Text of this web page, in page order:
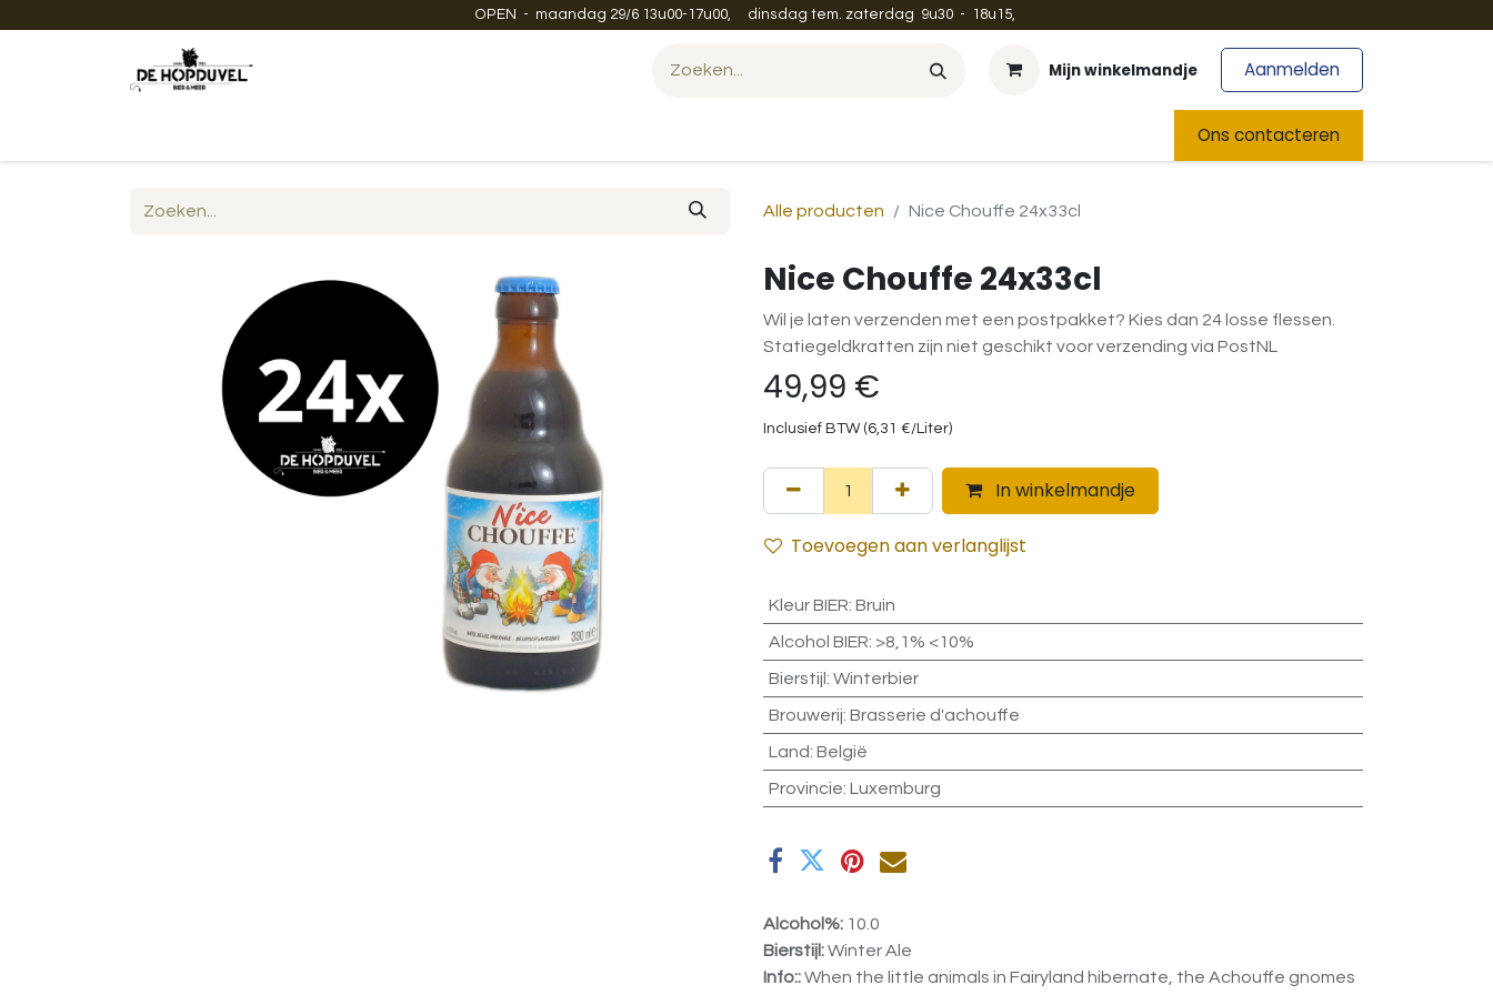
OPEN - maandag 29/6 13u00-17u00, dinsdag tem. zaterdag 9u30 - 18u15,
Mijn winkelmandje Aanmelden
Ons contacteren
Alle producten Nice Chouffe 24x33cl
Nice Chouffe 24x33cl
Wil je laten verzenden met een postpakket? Kies dan 24 losse flessen.
Statiegeldkratten zijn niet geschikt voor verzending via PostNL
49,99 €
Inclusief BTW (6,31 €/Liter)
In winkelmandje
Toevoegen aan verlanglijst
Kleur BIER: Bruin
Alcohol BIER: >8,1% <10%
Bierstijl : Winterbier
Brouwerij: Brasserie d'achouffe
Land: België
Provincie: Luxemburg
Alcohol%: 10.0
Bierstijl:Winter Ale
Info::When the little animals in Fairyland hibernate, the Achouffe gnomes